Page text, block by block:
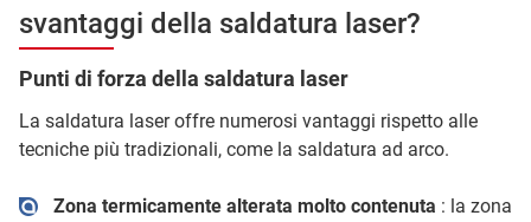
svantaggi della saldatura laser?
Punti di forza della saldatura laser
La saldatura laser offre numerosi vantaggi rispetto alle
tecniche più tradizionali, come la saldatura ad arco.
Zona termicamente alterata molto contenuta : la zona